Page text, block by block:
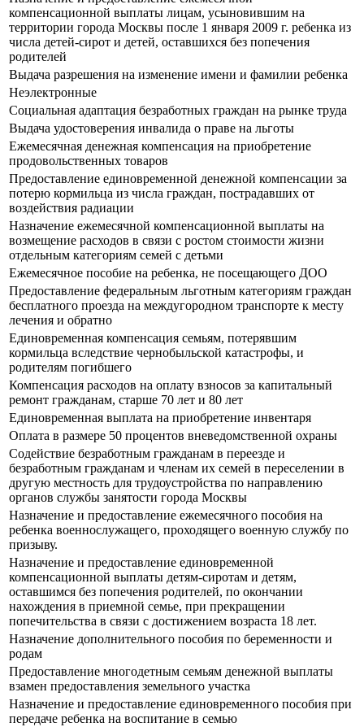
компенсационной выплаты лицам, усыновившим на
территории города Москвы после 1 января 2009 г. ребенка из
числа детей-сирот и детей, оставшихся без попечения
родителей
Выдача разрешения на изменение имени и фамилии ребенка
Неэлектронные
Социальная адаптация безработных граждан на рынке труда
Выдача удостоверения инвалида о праве на льготы
Ежемесячная денежная компенсация на приобретение
продовольственных товаров
Предоставление единовременной денежной компенсации за
потерю кормильца из числа граждан, пострадавших от
воздействия радиации
Назначение ежемесячной компенсационной выплаты на
возмещение расходов в связи с ростом стоимости жизни
отдельным категориям семей с детьми
Ежемесячное пособие на ребенка, не посещающего ДОО
Предоставление федеральным льготным категориям граждан
бесплатного проезда на междугородном транспорте к месту
лечения и обратно
Единовременная компенсация семьям, потерявшим
кормильца вследствие чернобыльской катастрофы, и
родителям погибшего
Компенсация расходов на оплату взносов за капитальный
ремонт гражданам, старше 70 лет и 80 лет
Единовременная выплата на приобретение инвентаря
Оплата в размере 50 процентов вневедомственной охраны
Содействие безработным гражданам в переезде и
безработным гражданам и членам их семей в переселении в
другую местность для трудоустройства по направлению
органов службы занятости города Москвы
Назначение и предоставление ежемесячного пособия на
ребенка военнослужащего, проходящего военную службу по
призыву.
Назначение и предоставление единовременной
компенсационной выплаты детям-сиротам и детям,
оставшимся без попечения родителей, по окончании
нахождения в приемной семье, при прекращении
попечительства в связи с достижением возраста 18 лет.
Назначение дополнительного пособия по беременности и
родам
Предоставление многодетным семьям денежной выплаты
взамен предоставления земельного участка
Назначение и предоставление единовременного пособия при
передаче ребенка на воспитание в семью